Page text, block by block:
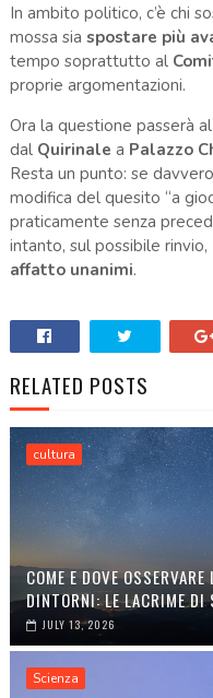
In ambito politico, c’è chi
mossa sia spostare più
tempo soprattutto al
proprie argomentazioni.
Ora la questione passerà
dal Quirinale a Palazzo
Resta un punto: se
modifica del quesito “a
praticamente senza
intanto, sul possibile rinvio,
affatto unanimi.
RELATED POSTS
cultura
COME E DOVE
DINTORNI: LE LACRIME DI
JULY 13, 2026
Scienza